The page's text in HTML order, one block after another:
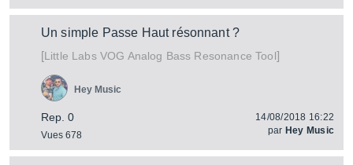
Un simple Passe Haut résonnant ?
[Little LabsVOG Analog Bass Resonance Tool]
Rep. 0
Vues 678
Hey Music
14/08/2018 16:22
par Hey Music